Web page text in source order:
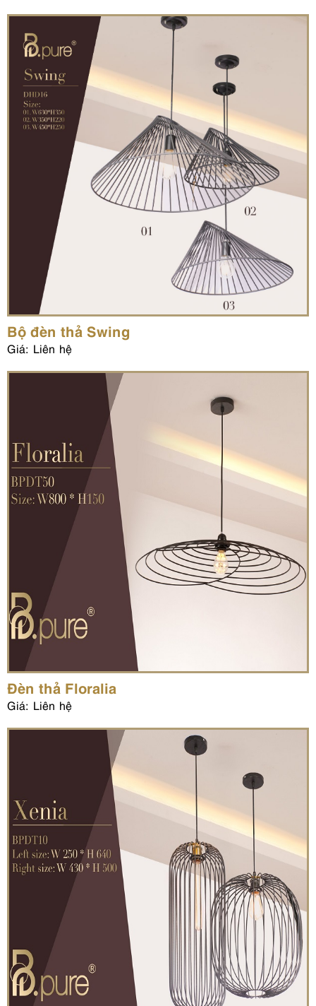
Bộ đèn thả Swing
Giá: Liên hệ
Đèn thả Floralia
Giá: Liên hệ